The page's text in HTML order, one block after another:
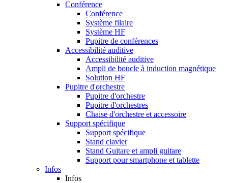
Conférence
Conférence
Système filaire
Système HF
Pupitre de conférences
Accessibilité auditive
Accessibilité auditive
Ampli de boucle à induction magnétique
Solution HF
Pupitre d'orchestre
Pupitre d'orchestre
Pupitre d'orchestres
Chaise d'orchestre et accessoire
Support spécifique
Support spécifique
Stand clavier
Stand Guitare et ampli guitare
Support pour smartphone et tablette
Infos
Infos